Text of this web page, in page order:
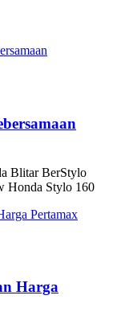
Blitar BerStylo
Honda Stylo 160
Harga